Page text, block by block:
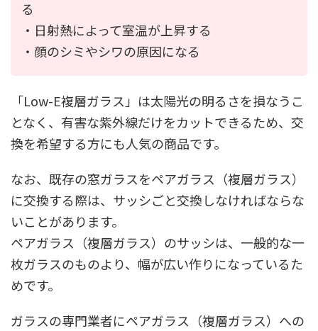
る
・日射熱によって室温が上昇する
・顔のシミやシワの原因になる
「Low-E複層ガラス」は太陽光の明るさを損なうこ
となく、有害な紫外線だけをカットできるため、交
換を希望する方にも人気の商品です。
なお、既存の窓ガラスをペアガラス（複層ガラス）
に交換する際は、サッシごと交換しなければならな
いことがあります。
ペアガラス（複層ガラス）のサッシは、一般的な一
枚ガラスのものより、幅が広い作りになっているた
めです。
ガラスの専門業者にペアガラス（複層ガラス）への